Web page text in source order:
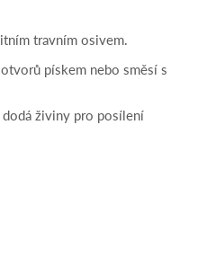
travním osivem.
pískem nebo směsí s
živiny pro posílení